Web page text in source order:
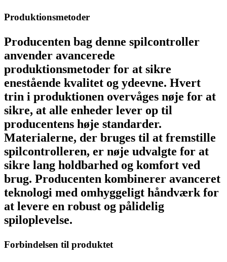
Produktionsmetoder
Producenten bag denne spilcontroller
anvender avancerede
produktionsmetoder for at sikre
enestående kvalitet og ydeevne. Hvert
trin i produktionen overvåges nøje for at
sikre, at alle enheder lever op til
producentens høje standarder.
Materialerne, der bruges til at fremstille
spilcontrolleren, er nøje udvalgte for at
sikre lang holdbarhed og komfort ved
brug. Producenten kombinerer avanceret
teknologi med omhyggeligt håndværk for
at levere en robust og pålidelig
spiloplevelse.
Forbindelsen til produktet